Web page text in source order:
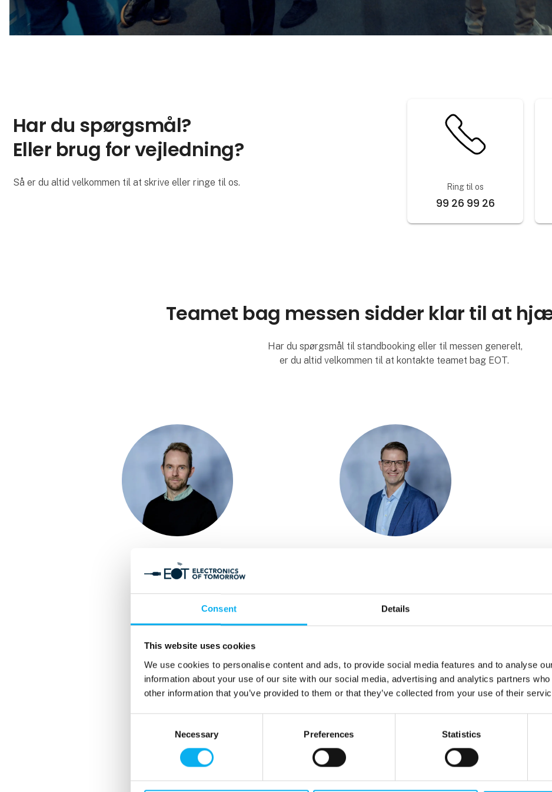
Consent Details
This website uses cookies
We use cookies to personalise content and ads, to provide social media features and to analyse
information about your use of our site with our social media, advertising and analytics partners
other information that you’ve provided to them or that they’ve collected from your use of their
Necessary Preferences Statistics
Har du spørgsmål?
Eller brug for vejledning?
Så er du altid velkommen til at skrive eller ringe til os. Ring til os
99 26 99 26
Teamet bag messen sidder klar til at
Har du spørgsmål til standbooking eller til messen generelt,
er du altid velkommen til at kontakte teamet bag EOT.
Projektleder
phone +45 9215 7222
jra@mch.dk
phone +45 2927 7355
jje@mch.dk
Line Paugan Jensen Tilde Nørrelykke